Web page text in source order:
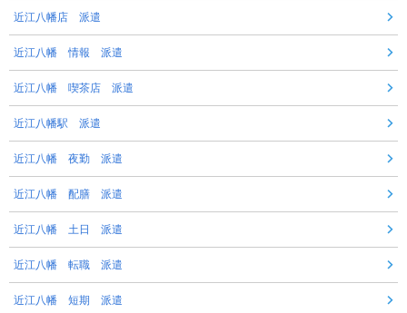
近江八幡店 派遣
近江八幡 情報 派遣
近江八幡 喫茶店 派遣
近江八幡駅 派遣
近江八幡 夜勤 派遣
近江八幡 配膳 派遣
近江八幡 土日 派遣
近江八幡 転職 派遣
近江八幡 短期 派遣